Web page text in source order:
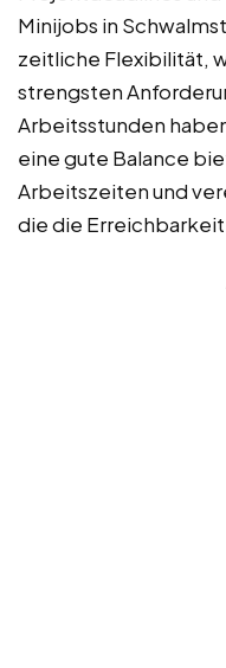
Minijobs in
zeitliche Flexibilität,
strengsten
Arbeitsstunden
eine gute Balance
Arbeitszeiten und
die die